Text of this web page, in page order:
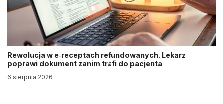
Rewolucja w e‑receptach refundowanych. Lekarz
poprawi dokument zanim trafi do pacjenta
6 sierpnia 2026